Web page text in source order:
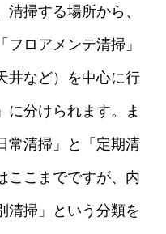
掃する場所から、
ロアメンテ清掃」
井など）を中心に行
に分けられます。ま
常清掃」と「定期清
ここまでですが、内
清掃」という分類を